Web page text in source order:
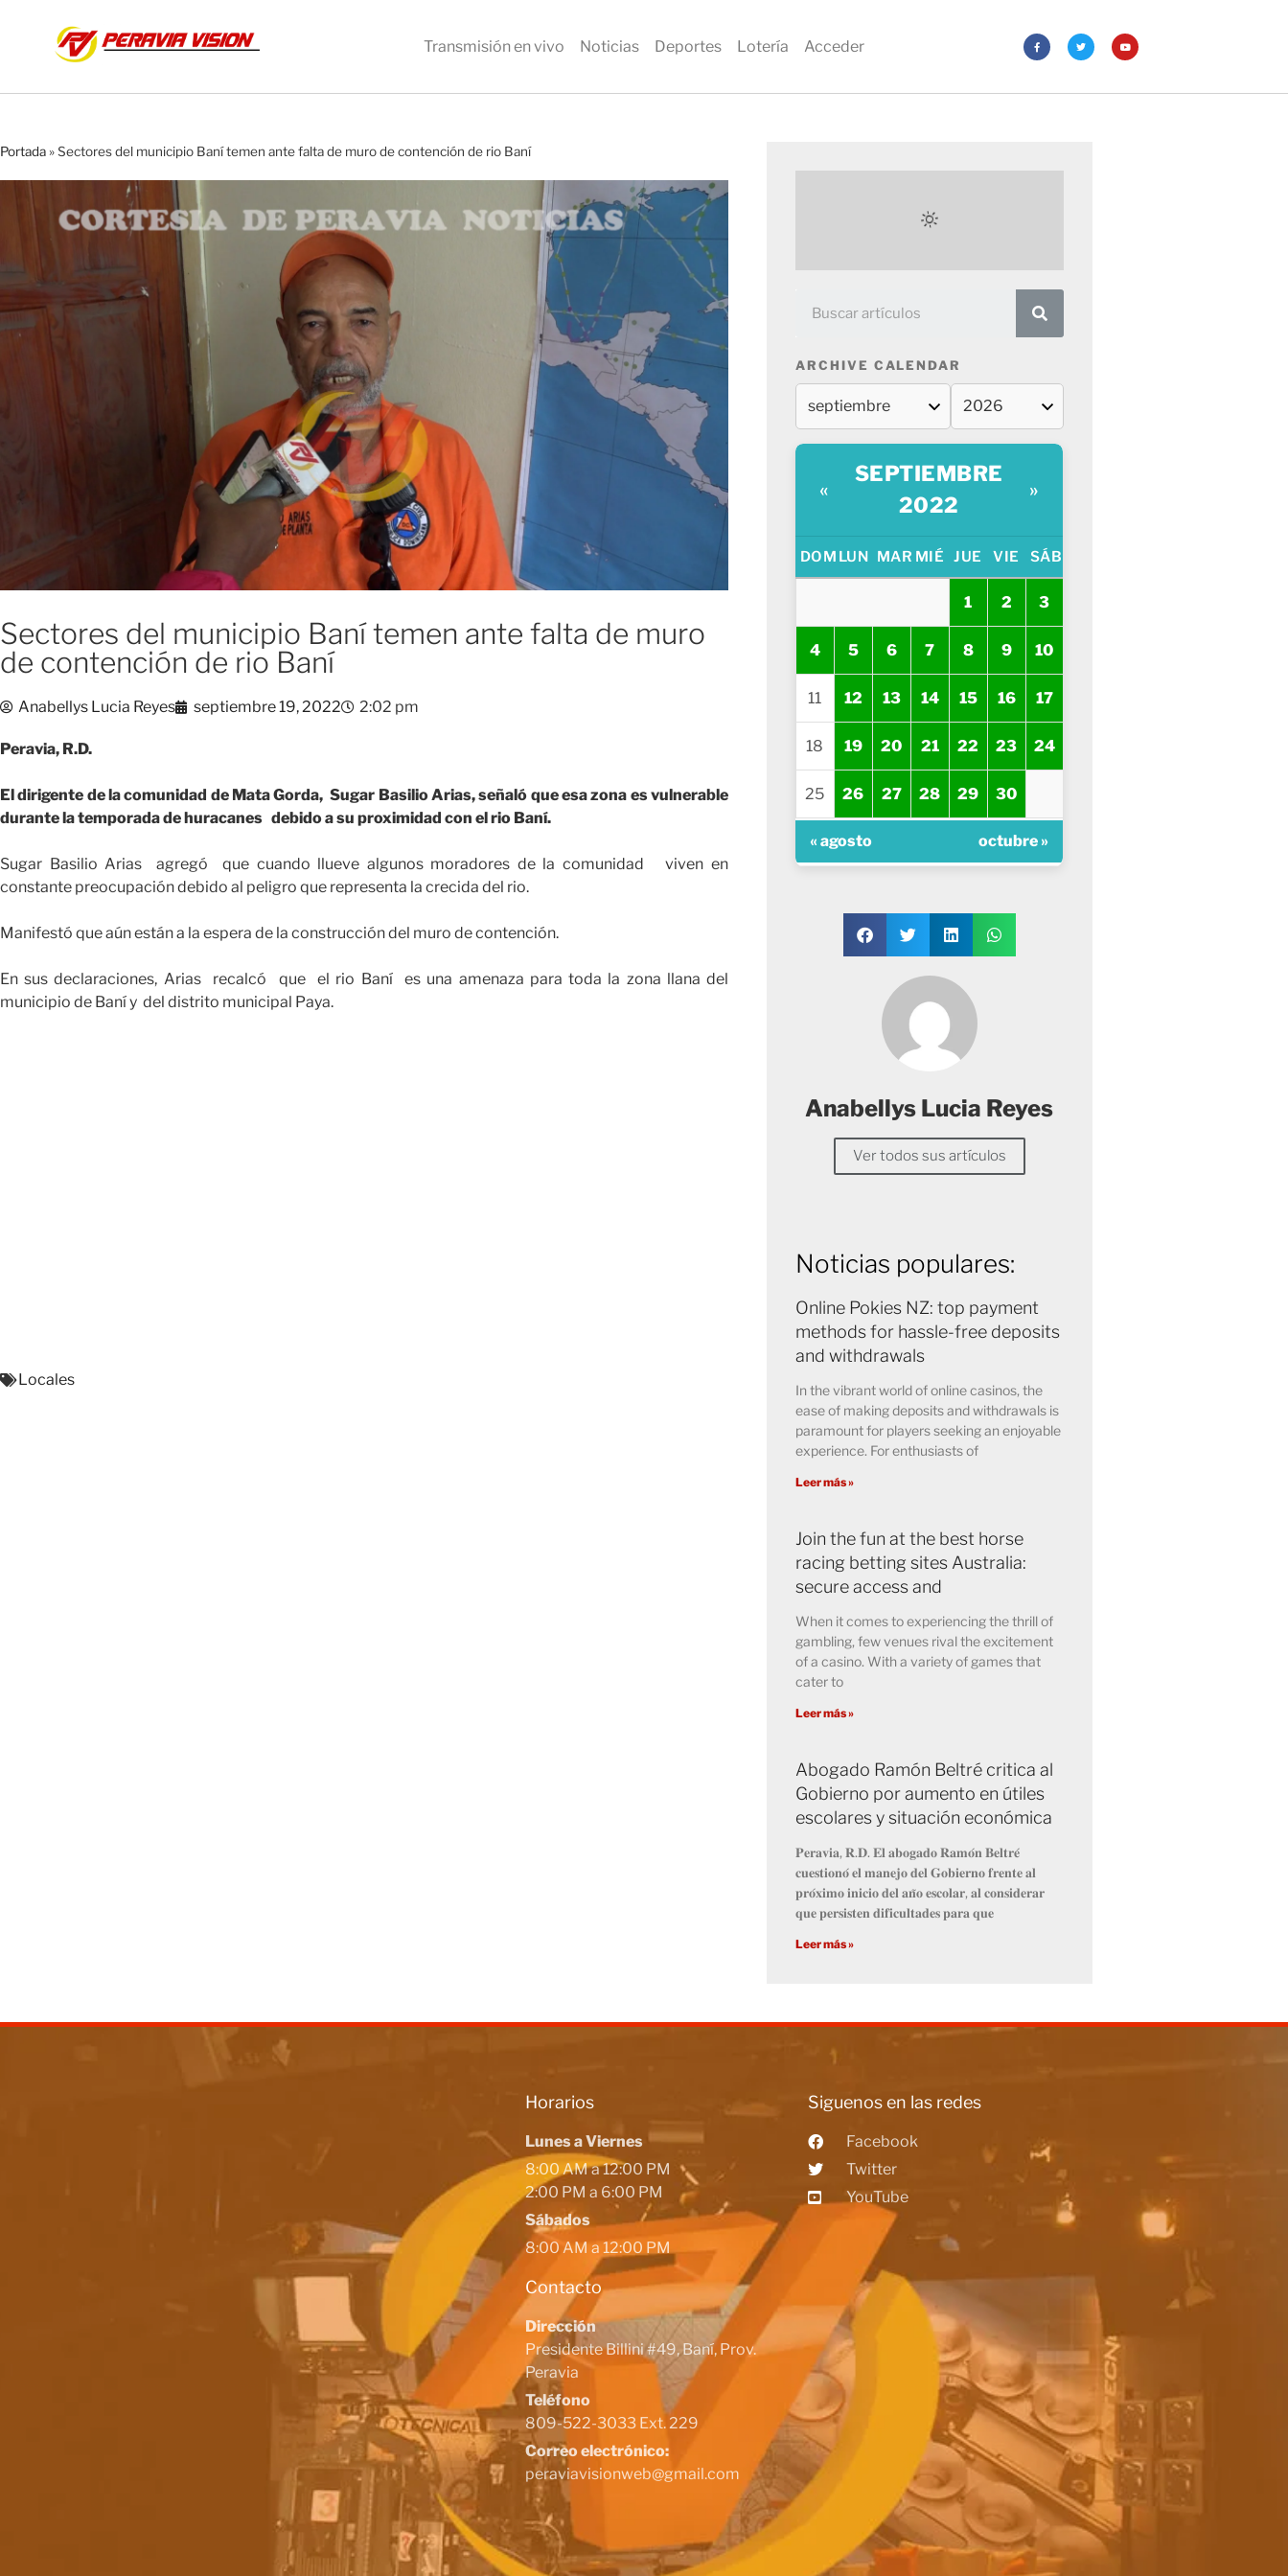
Transmisión en vivo Noticias Deportes Lotería Acceder
Portada»Sectores del municipio Baní temen ante falta de muro de contención de rio Baní
Sectores del municipio Baní temen ante falta de muro
de contención de rio Baní
Anabellys Lucia Reyes septiembre 19, 2022 2:02 pm
Peravia, R.D.
El dirigente de la comunidad de Mata Gorda, Sugar Basilio Arias, señaló que esa zona es vulnerable
durante la temporada de huracanes debido a su proximidad con el rio Baní.
Sugar Basilio Arias agregó que cuando llueve algunos moradores de la comunidad viven en
constante preocupación debido al peligro que representa la crecida del rio.
Manifestó que aún están a la espera de la construcción del muro de contención.
En sus declaraciones, Arias recalcó que el rio Baní es una amenaza para toda la zona llana del
municipio de Baní y del distrito municipal Paya.
Locales
ARCHIVE CALENDAR
«
SEPTIEMBRE
2022
»
DOM LUN MAR MIÉ JUE VIE SÁB
1 2 3
4 5 6 7 8 9 10
11 12 13 14 15 16 17
18 19 20 21 22 23 24
25 26 27 28 29 30
« agosto octubre »
Anabellys Lucia Reyes
Ver todos sus artículos
Noticias populares:
Online Pokies NZ: top payment
methods for hassle-free deposits
and withdrawals
In the vibrant world of online casinos, the
ease of making deposits and withdrawals is
paramount for players seeking an enjoyable
experience. For enthusiasts of
Leer más »
Join the fun at the best horse
racing betting sites Australia:
secure access and
When it comes to experiencing the thrill of
gambling, few venues rival the excitement
of a casino. With a variety of games that
cater to
Leer más »
Abogado Ramón Beltré critica al
Gobierno por aumento en útiles
escolares y situación económica
𝐏𝐞𝐫𝐚𝐯𝐢𝐚, 𝐑.𝐃. 𝐄𝐥 𝐚𝐛𝐨𝐠𝐚𝐝𝐨 𝐑𝐚𝐦𝐨́𝐧 𝐁𝐞𝐥𝐭𝐫𝐞́
𝐜𝐮𝐞𝐬𝐭𝐢𝐨𝐧𝐨́ 𝐞𝐥 𝐦𝐚𝐧𝐞𝐣𝐨 𝐝𝐞𝐥 𝐆𝐨𝐛𝐢𝐞𝐫𝐧𝐨 𝐟𝐫𝐞𝐧𝐭𝐞 𝐚𝐥
𝐩𝐫𝐨́𝐱𝐢𝐦𝐨 𝐢𝐧𝐢𝐜𝐢𝐨 𝐝𝐞𝐥 𝐚𝐧̃𝐨 𝐞𝐬𝐜𝐨𝐥𝐚𝐫, 𝐚𝐥 𝐜𝐨𝐧𝐬𝐢𝐝𝐞𝐫𝐚𝐫
𝐪𝐮𝐞 𝐩𝐞𝐫𝐬𝐢𝐬𝐭𝐞𝐧 𝐝𝐢𝐟𝐢𝐜𝐮𝐥𝐭𝐚𝐝𝐞𝐬 𝐩𝐚𝐫𝐚 𝐪𝐮𝐞
Leer más »
Horarios
Lunes a Viernes
8:00 AM a 12:00 PM
2:00 PM a 6:00 PM
Sábados
8:00 AM a 12:00 PM
Contacto
Dirección
Presidente Billini #49, Baní, Prov.
Peravia
Teléfono
809-522-3033 Ext. 229
Correo electrónico:
peraviavisionweb@gmail.com
Siguenos en las redes
Facebook
Twitter
YouTube